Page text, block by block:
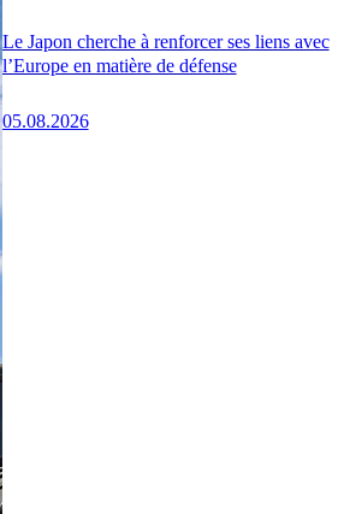
Le Japon cherche à renforcer ses liens avec
l’Europe en matière de défense
05.08.2026